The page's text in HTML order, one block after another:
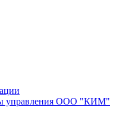
управления ООО "КИМ"